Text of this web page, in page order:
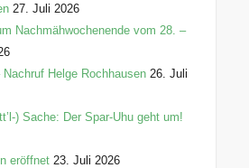
27. Juli 2026
Nachmähwochenende vom 28. –
Helge Rochhausen 26. Juli
) Sache: Der Spar-Uhu geht um!
eröffnet 23. Juli 2026